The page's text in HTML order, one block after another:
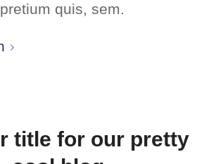
quis, sem.
title for our pret­ty